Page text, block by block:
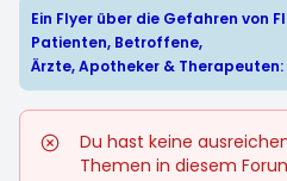
Ein Flyer über die Gefahren von
Patienten, Betroffene,
Ärzte, Apotheker & Therapeuten:
Du hast keine
Themen in diesem